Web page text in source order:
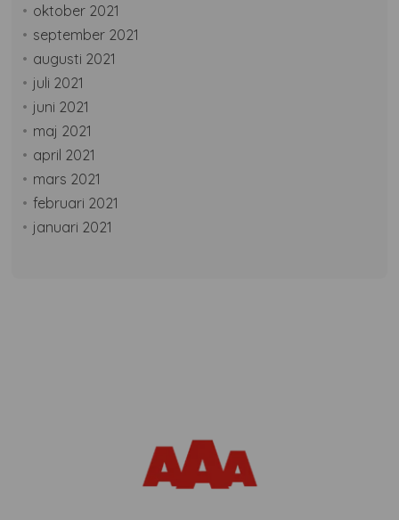
oktober 2021
september 2021
augusti 2021
juli 2021
juni 2021
maj 2021
april 2021
mars 2021
februari 2021
januari 2021